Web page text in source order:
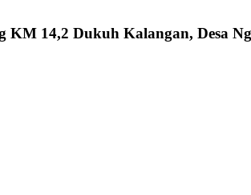
KM 14,2 Dukuh Kalangan, Desa